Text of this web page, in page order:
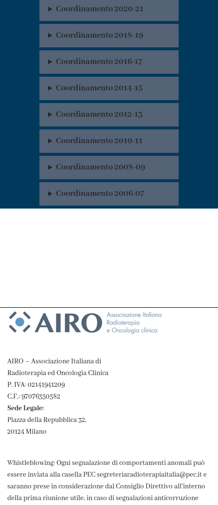
Coordinamento 2020-21
Coordinamento 2018-19
Coordinamento 2016-17
Coordinamento 2014-15
Coordinamento 2012-13
Coordinamento 2010-11
Coordinamento 2008-09
Coordinamento 2006-07
AIRO – Associazione Italiana di
Radioterapia ed Oncologia Clinica
P. IVA: 02141941209
C.F.: 97076350582
Sede Legale:
Piazza della Repubblica 32,
20124 Milano
Whistleblowing: Ogni segnalazione di comportamenti anomali può
essere inviata alla casella PEC segreteriaradioterapiaitalia@pec.it e
saranno prese in considerazione dal Consiglio Direttivo all'interno
della prima riunione utile, in caso di segnalazioni anticorruzione